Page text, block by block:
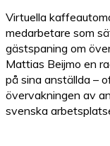
Virtuella
medarbetare som
gästspaning om
Mattias Beijmo en
på sina anställda –
övervakningen av
svenska